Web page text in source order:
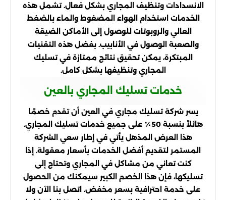
الانسدادات وتنظيف المجاري بشكل فعال. تشمل هذه
الخدمات استخدام الهواء المضغوط والماء بالضغط
العالي والروبوتات للوصول إلى الأماكن الضيقة
والصعبة الوصول في الأنابيب. بفضل هذه التقنيات
المبتكرة، يمكن تحقيق نتائج ممتازة في تسليك
المجاري وتنظيفها بشكل كامل.
خدمات تسليك المجاري بالعين
يسر شركة تسليك مجاري في العين أن تقدم خصمًا
هائلاً بنسبة 50٪ على جميع خدمات تسليك المجاري.
هذا العرض المذهل يأتي في إطار سعي الشركة
المستمر لتقديم أفضل الخدمات بأسعار معقولة. إذا
كنت تعاني من مشاكل في المجاري وتحتاج إلى
تسليكها، فإن هذا الخصم الكبير سيمكنك من الحصول
على خدمة احترافية بسعر مخفض. اتصل بنا الآن ولا